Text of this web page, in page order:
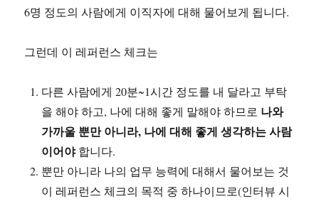
6명 정도의 사람에게 이직자에 대해 물어보게 됩니다.
그런데 이 레퍼런스 체크는
다른 사람에게 20분~1시간 정도를 내 달라고 부탁
을 해야 하고, 나에 대해 좋게 말해야 하므로 나와
가까울 뿐만 아니라, 나에 대해 좋게 생각하는 사람
이어야합니다.
뿐만 아니라 나의 업무 능력에 대해서 물어보는 것
이 레퍼런스 체크의 목적 중 하나이므로(인터뷰 시